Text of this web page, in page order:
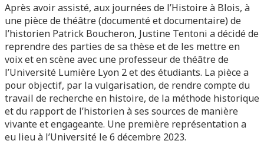
Après avoir assisté, aux journées de l’Histoire à Blois, à
une pièce de théâtre (documenté et documentaire) de
l’historien Patrick Boucheron, Justine Tentoni a décidé de
reprendre des parties de sa thèse et de les mettre en
voix et en scène avec une professeur de théâtre de
l’Université Lumière Lyon 2 et des étudiants. La pièce a
pour objectif, par la vulgarisation, de rendre compte du
travail de recherche en histoire, de la méthode historique
et du rapport de l’historien à ses sources de manière
vivante et engageante. Une première représentation a
eu lieu à l’Université le 6 décembre 2023.